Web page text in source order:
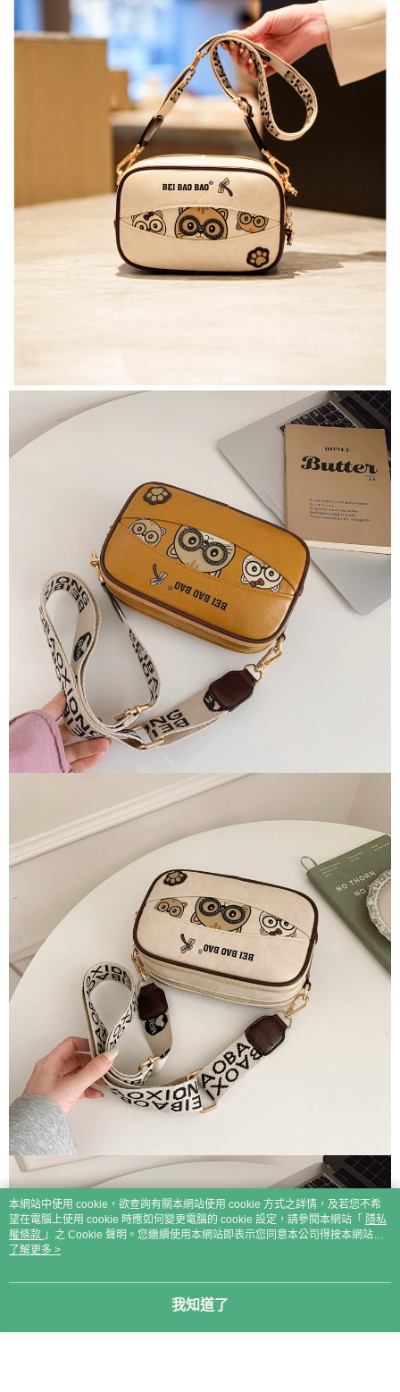
本網站中使用 cookie，欲查詢有關本網站使用 cookie 方式之詳情，及若您不希
望在電腦上使用 cookie 時應如何變更電腦的 cookie 設定，請參閱本網站「 隱私
權條款 」之 Cookie 聲明。您繼續使用本網站即表示您同意本公司得按本網站使
用條款之 Cookie 聲明使用 cookie。
了解更多 >
我知道了